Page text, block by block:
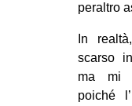
peraltro
In
scarso
ma mi
poiché